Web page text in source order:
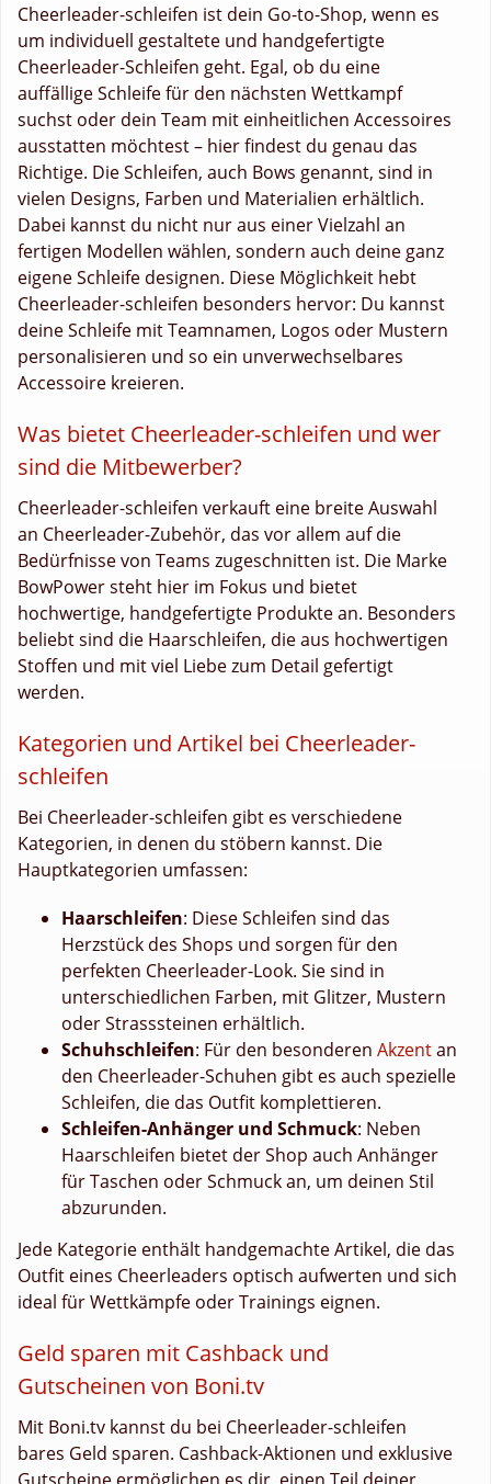
Cheerleader-schleifen ist dein Go-to-Shop, wenn es
um individuell gestaltete und handgefertigte
Cheerleader-Schleifen geht. Egal, ob du eine
auffällige Schleife für den nächsten Wettkampf
suchst oder dein Team mit einheitlichen Accessoires
ausstatten möchtest – hier findest du genau das
Richtige. Die Schleifen, auch Bows genannt, sind in
vielen Designs, Farben und Materialien erhältlich.
Dabei kannst du nicht nur aus einer Vielzahl an
fertigen Modellen wählen, sondern auch deine ganz
eigene Schleife designen. Diese Möglichkeit hebt
Cheerleader-schleifen besonders hervor: Du kannst
deine Schleife mit Teamnamen, Logos oder Mustern
personalisieren und so ein unverwechselbares
Accessoire kreieren.
Was bietet Cheerleader-schleifen und wer
sind die Mitbewerber?
Cheerleader-schleifen verkauft eine breite Auswahl
an Cheerleader-Zubehör, das vor allem auf die
Bedürfnisse von Teams zugeschnitten ist. Die Marke
BowPower steht hier im Fokus und bietet
hochwertige, handgefertigte Produkte an. Besonders
beliebt sind die Haarschleifen, die aus hochwertigen
Stoffen und mit viel Liebe zum Detail gefertigt
werden.
Kategorien und Artikel bei Cheerleader-
schleifen
Bei Cheerleader-schleifen gibt es verschiedene
Kategorien, in denen du stöbern kannst. Die
Hauptkategorien umfassen:
Haarschleifen: Diese Schleifen sind das
Herzstück des Shops und sorgen für den
perfekten Cheerleader-Look. Sie sind in
unterschiedlichen Farben, mit Glitzer, Mustern
oder Strasssteinen erhältlich.
Schuhschleifen: Für den besonderen Akzentan
den Cheerleader-Schuhen gibt es auch spezielle
Schleifen, die das Outfit komplettieren.
Schleifen-Anhänger und Schmuck: Neben
Haarschleifen bietet der Shop auch Anhänger
für Taschen oder Schmuck an, um deinen Stil
abzurunden.
Jede Kategorie enthält handgemachte Artikel, die das
Outfit eines Cheerleaders optisch aufwerten und sich
ideal für Wettkämpfe oder Trainings eignen.
Geld sparen mit Cashback und
Gutscheinen von Boni.tv
Mit Boni.tv kannst du bei Cheerleader-schleifen
bares Geld sparen. Cashback-Aktionen und exklusive